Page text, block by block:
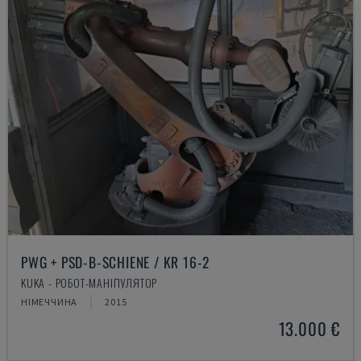
PWG + PSD-B-SCHIENE / KR 16-2
KUKA - РОБОТ-МАНІПУЛЯТОР
НІМЕЧЧИНА 2015
13.000 €